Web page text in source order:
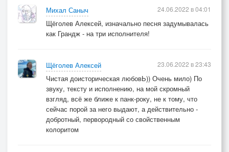
Михал Саныч
Щёголев Алексей, изначально песня задумывалась
как Грандж - на три исполнителя!
24.06.2022 в 04:01
Щёголев Алексей
Чистая доисторическая любовЬ)) Очень мило) По
звуку, тексту и исполнению, на мой скромный
взгляд, всё же ближе к панк-року, не к тому, что
сейчас порой за него выдают, а действительно -
добротный, первородный со свойственным
колоритом
23.06.2022 в 23:43